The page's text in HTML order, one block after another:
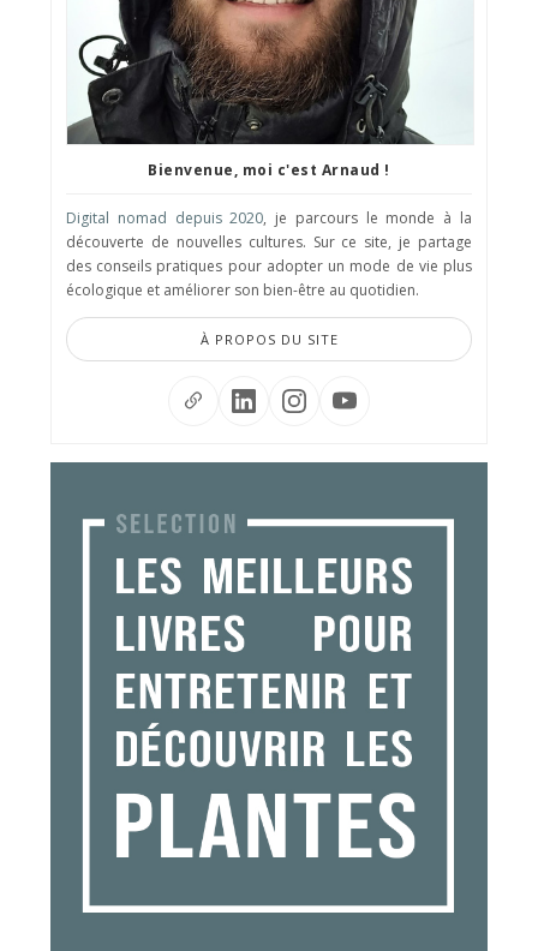
Bienvenue, moi c'est Arnaud !
Digital nomad depuis 2020, je parcours le monde à la
découverte de nouvelles cultures. Sur ce site, je partage
des conseils pratiques pour adopter un mode de vie plus
écologique et améliorer son bien-être au quotidien.
À PROPOS DU SITE